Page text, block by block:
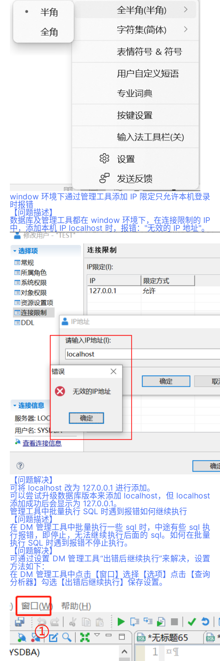
window 环境下通过管理工具添加 IP 限定只允许本机登录
时报错
【问题描述】
数据库及管理工具都在 window 环境下，在连接限制的 IP
中，添加本机 IP localhost 时，报错："无效的 IP 地址"。
【问题解决】
可将 localhost 改为 127.0.0.1 进行添加。
可以尝试升级数据库版本来添加 localhost，但 localhost
添加成功后会显示为 127.0.0.1。
管理工具中批量执行 SQL 时遇到报错如何继续执行
【问题描述】
在 DM 管理工具中批量执行一些 sql 时，中途有些 sql 执
行报错，即停止，无法继续执行后面的 sql。如何在批量
执行 SQL 时遇到报错不停止执行。
【问题解决】
可通过设置 DM 管理工具“出错后继续执行”来解决，设置
方法如下：
在 DM 管理工具中点击【窗口】选择【选项】点击【查询
分析器】勾选【出错后继续执行】保存设置。